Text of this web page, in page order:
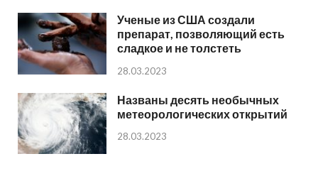
Ученые из США создали
препарат, позволяющий есть
сладкое и не толстеть
28.03.2023
Названы десять необычных
метеорологических открытий
28.03.2023